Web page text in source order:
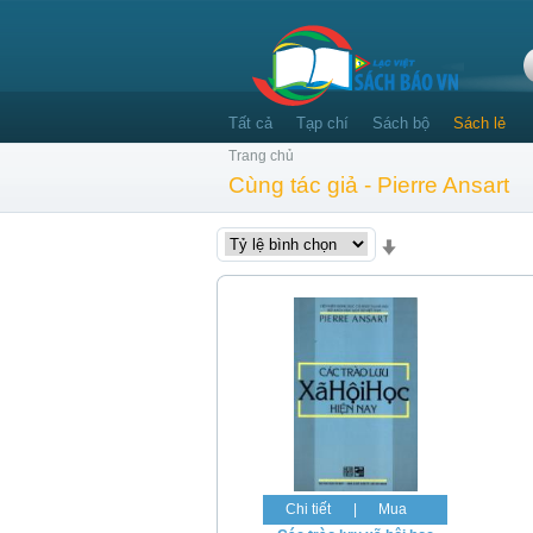
Tất cả Tạp chí Sách bộ Sách lẻ
Trang chủ
Cùng tác giả - Pierre Ansart
Chi tiết
Mua